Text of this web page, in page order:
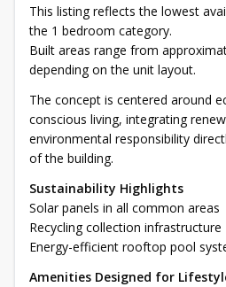
This listing reflects the lowest
the 1 bedroom category.
Built areas range from
depending on the unit layout.
The concept is centered around
conscious living, integrating
environmental responsibility
of the building.
Sustainability Highlights
Solar panels in all common areas
Recycling collection infrastructure
Energy-efficient rooftop pool
Amenities Designed for